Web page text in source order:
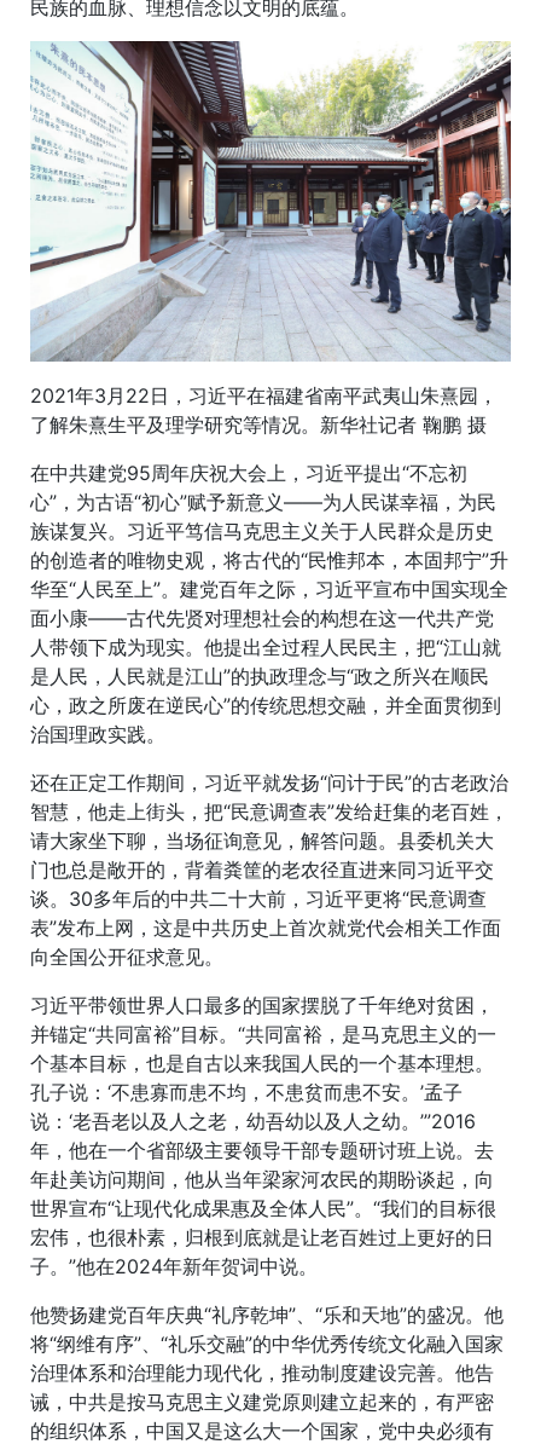
民族的血脉、理想信念以文明的底蕴。
2021年3月22日，习近平在福建省南平武夷山朱熹园，
了解朱熹生平及理学研究等情况。新华社记者 鞠鹏 摄
在中共建党95周年庆祝大会上，习近平提出“不忘初
心”，为古语“初心”赋予新意义——为人民谋幸福，为民
族谋复兴。习近平笃信马克思主义关于人民群众是历史
的创造者的唯物史观，将古代的“民惟邦本，本固邦宁”升
华至“人民至上”。建党百年之际，习近平宣布中国实现全
面小康——古代先贤对理想社会的构想在这一代共产党
人带领下成为现实。他提出全过程人民民主，把“江山就
是人民，人民就是江山”的执政理念与“政之所兴在顺民
心，政之所废在逆民心”的传统思想交融，并全面贯彻到
治国理政实践。
还在正定工作期间，习近平就发扬“问计于民”的古老政治
智慧，他走上街头，把“民意调查表”发给赶集的老百姓，
请大家坐下聊，当场征询意见，解答问题。县委机关大
门也总是敞开的，背着粪筐的老农径直进来同习近平交
谈。30多年后的中共二十大前，习近平更将“民意调查
表”发布上网，这是中共历史上首次就党代会相关工作面
向全国公开征求意见。
习近平带领世界人口最多的国家摆脱了千年绝对贫困，
并锚定“共同富裕”目标。“共同富裕，是马克思主义的一
个基本目标，也是自古以来我国人民的一个基本理想。
孔子说：‘不患寡而患不均，不患贫而患不安。’孟子
说：‘老吾老以及人之老，幼吾幼以及人之幼。’”2016
年，他在一个省部级主要领导干部专题研讨班上说。去
年赴美访问期间，他从当年梁家河农民的期盼谈起，向
世界宣布“让现代化成果惠及全体人民”。“我们的目标很
宏伟，也很朴素，归根到底就是让老百姓过上更好的日
子。”他在2024年新年贺词中说。
他赞扬建党百年庆典“礼序乾坤”、“乐和天地”的盛况。他
将“纲维有序”、“礼乐交融”的中华优秀传统文化融入国家
治理体系和治理能力现代化，推动制度建设完善。他告
诫，中共是按马克思主义建党原则建立起来的，有严密
的组织体系，中国又是这么大一个国家，党中央必须有